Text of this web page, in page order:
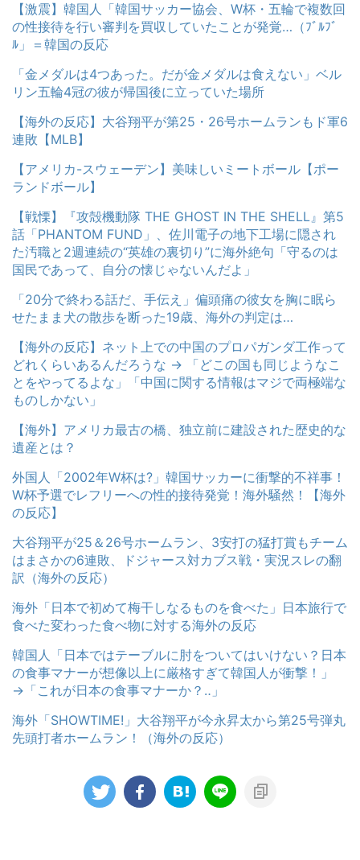
【激震】韓国人「韓国サッカー協会、W杯・五輪で複数回
の性接待を行い審判を買収していたことが発覚…（ﾌﾞﾙﾌﾞ
ﾙ」＝韓国の反応
「金メダルは4つあった。だが金メダルは食えない」ベル
リン五輪4冠の彼が帰国後に立っていた場所
【海外の反応】大谷翔平が第25・26号ホームランもド軍6
連敗【MLB】
【アメリカ-スウェーデン】美味しいミートボール【ポー
ランドボール】
【戦慄】『攻殻機動隊 THE GHOST IN THE SHELL』第5
話「PHANTOM FUND」、佐川電子の地下工場に隠され
た汚職と2週連続の“英雄の裏切り”に海外絶句「守るのは
国民であって、自分の懐じゃないんだよ」
「20分で終わる話だ、手伝え」偏頭痛の彼女を胸に眠ら
せたまま犬の散歩を断った19歳、海外の判定は…
【海外の反応】ネット上での中国のプロパガンダ工作って
どれくらいあるんだろうな → 「どこの国も同じようなこ
とをやってるよな」「中国に関する情報はマジで両極端な
ものしかない」
【海外】アメリカ最古の橋、独立前に建設された歴史的な
遺産とは？
外国人「2002年W杯は?」韓国サッカーに衝撃的不祥事！
W杯予選でレフリーへの性的接待発覚！海外騒然！【海外
の反応】
大谷翔平が25＆26号ホームラン、3安打の猛打賞もチーム
はまさかの6連敗、ドジャース対カブス戦・実況スレの翻
訳（海外の反応）
海外「日本で初めて梅干しなるものを食べた」日本旅行で
食べた変わった食べ物に対する海外の反応
韓国人「日本ではテーブルに肘をついてはいけない？日本
の食事マナーが想像以上に厳格すぎて韓国人が衝撃！」
→「これが日本の食事マナーか？‥」
海外「SHOWTIME!」大谷翔平が今永昇太から第25号弾丸
先頭打者ホームラン！（海外の反応）